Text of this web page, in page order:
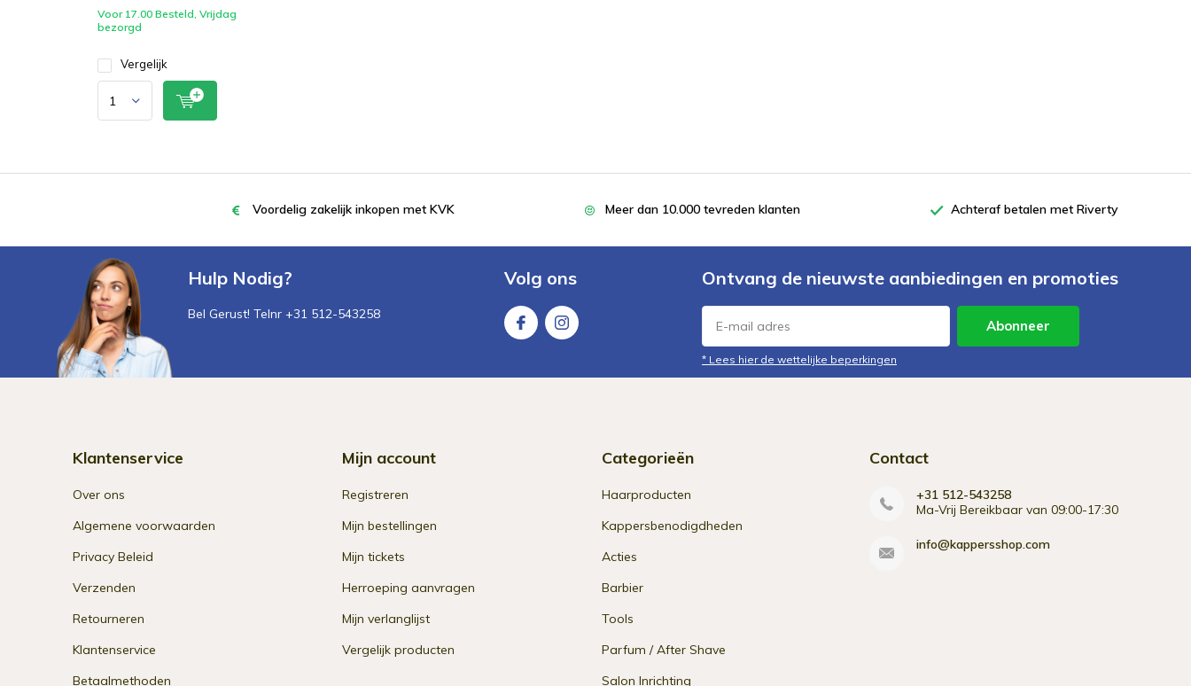
Voor 17.00 Besteld, Vrijdag
bezorgd
Vergelijk
Voordelig zakelijk inkopen met KVK Meer dan 10.000 tevreden klanten Achteraf betalen met Riverty
Hulp Nodig?
Bel Gerust! Telnr +31 512-543258
Volg ons Ontvang de nieuwste aanbiedingen en promoties
Abonneer
* Lees hier de wettelijke beperkingen
Klantenservice
Over ons
Algemene voorwaarden
Privacy Beleid
Verzenden
Retourneren
Klantenservice
Betaalmethoden
Mijn account
Registreren
Mijn bestellingen
Mijn tickets
Herroeping aanvragen
Mijn verlanglijst
Vergelijk producten
Categorieën
Haarproducten
Kappersbenodigdheden
Acties
Barbier
Tools
Parfum / After Shave
Salon Inrichting
Contact
+31 512-543258
Ma-Vrij Bereikbaar van 09:00-17:30
info@kappersshop.com